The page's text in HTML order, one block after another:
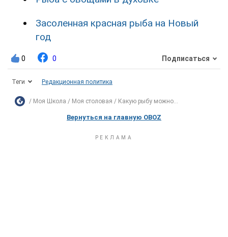
Засоленная красная рыба на Новый
год
0 0 Подписаться
Теги Редакционная политика
Моя Школа Моя столовая Какую рыбу можно...
Вернуться на главную OBOZ